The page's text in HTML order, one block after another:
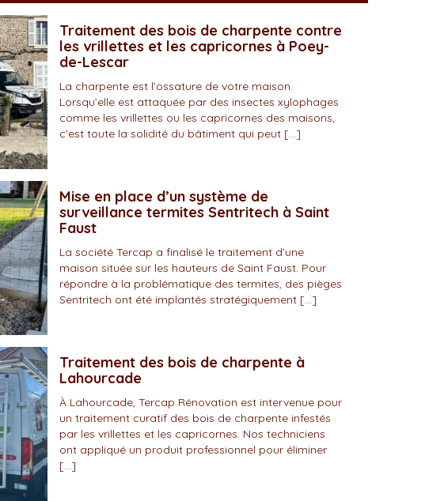
Traitement des bois de charpente contre
les vrillettes et les capricornes à Poey-
de-Lescar
La charpente est l’ossature de votre maison.
Lorsqu’elle est attaquée par des insectes xylophages
comme les vrillettes ou les capricornes des maisons,
c’est toute la solidité du bâtiment qui peut […]
Mise en place d’un système de
surveillance termites Sentritech à Saint
Faust
La société Tercap a finalisé le traitement d’une
maison située sur les hauteurs de Saint Faust. Pour
répondre à la problématique des termites, des pièges
Sentritech ont été implantés stratégiquement […]
Traitement des bois de charpente à
Lahourcade
À Lahourcade, Tercap Rénovation est intervenue pour
un traitement curatif des bois de charpente infestés
par les vrillettes et les capricornes. Nos techniciens
ont appliqué un produit professionnel pour éliminer
[…]